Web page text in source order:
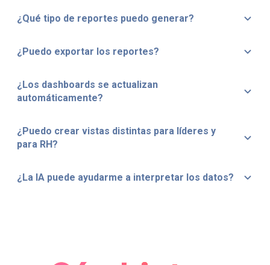
¿Qué tipo de reportes puedo generar?
¿Puedo exportar los reportes?
¿Los dashboards se actualizan
automáticamente?
¿Puedo crear vistas distintas para líderes y
para RH?
¿La IA puede ayudarme a interpretar los datos?